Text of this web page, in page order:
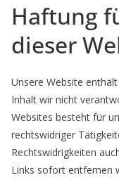
Haftung
dieser
Unsere Website
Inhalt wir nicht
Websites besteht für
rechtswidriger
Rechtswidrigkeiten
Links sofort entfernen